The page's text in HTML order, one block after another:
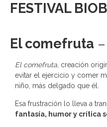
FESTIVAL
El comefruta
El comefruta , creación
evitar el ejercicio y comer
niño, más delgado que él.
Esa frustración lo lleva a
fantasía, humor y crítica